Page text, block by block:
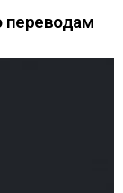
переводам